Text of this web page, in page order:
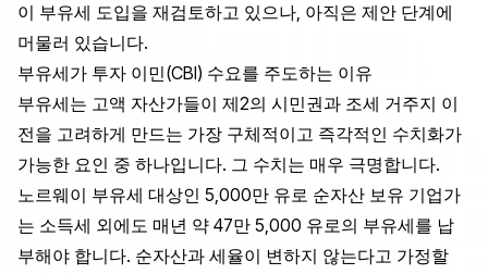
이 부유세 도입을 재검토하고 있으나, 아직은 제안 단계에
머물러 있습니다.
부유세가 투자 이민(CBI) 수요를 주도하는 이유
부유세는 고액 자산가들이 제2의 시민권과 조세 거주지 이
전을 고려하게 만드는 가장 구체적이고 즉각적인 수치화가
가능한 요인 중 하나입니다. 그 수치는 매우 극명합니다.
노르웨이 부유세 대상인 5,000만 유로 순자산 보유 기업가
는 소득세 외에도 매년 약 47만 5,000 유로의 부유세를 납
부해야 합니다. 순자산과 세율이 변하지 않는다고 가정할